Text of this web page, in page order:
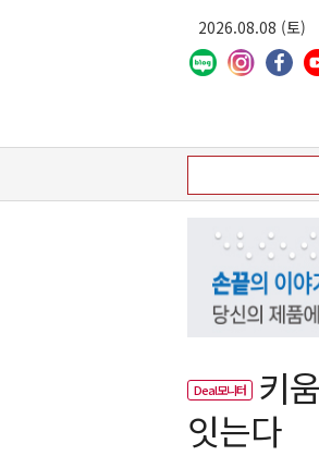
2026.08.08 (토)
Deal모니터
키
잇는다